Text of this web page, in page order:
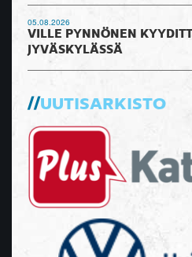
05.08.2026
VILLE PYNNÖNEN
JYVÄSKYLÄSSÄ
UUTISARKISTO